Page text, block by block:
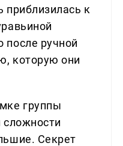
приблизилась к
ручной
которую они
группы
Секрет